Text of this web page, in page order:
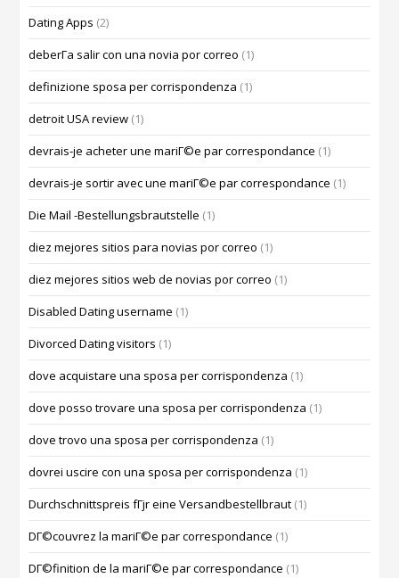
Dating Apps (2)
deberГ­a salir con una novia por correo (1)
definizione sposa per corrispondenza (1)
detroit USA review (1)
devrais-je acheter une mariГ©e par correspondance (1)
devrais-je sortir avec une mariГ©e par correspondance (1)
Die Mail -Bestellungsbrautstelle (1)
diez mejores sitios para novias por correo (1)
diez mejores sitios web de novias por correo (1)
Disabled Dating username (1)
Divorced Dating visitors (1)
dove acquistare una sposa per corrispondenza (1)
dove posso trovare una sposa per corrispondenza (1)
dove trovo una sposa per corrispondenza (1)
dovrei uscire con una sposa per corrispondenza (1)
Durchschnittspreis fГјr eine Versandbestellbraut (1)
DГ©couvrez la mariГ©e par correspondance (1)
DГ©finition de la mariГ©e par correspondance (1)